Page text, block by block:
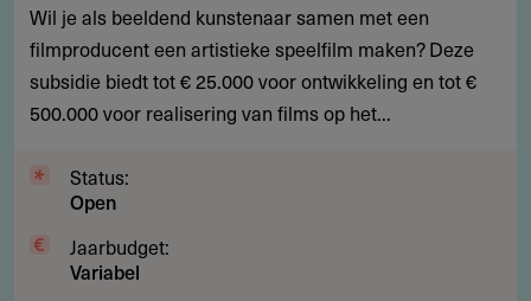
voor
artistieke
films
van
kunstenaars
Wil je als beeldend kunstenaar samen met een
filmproducent een artistieke speelfilm maken? Deze
subsidie biedt tot € 25.000 voor ontwikkeling en tot €
500.000 voor realisering van films op het...
Status:
Open
Jaarbudget:
Variabel